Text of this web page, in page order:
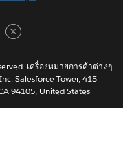
เครื่องหมายการค้าต่างๆ
Salesforce Tower, 415
94105, United States